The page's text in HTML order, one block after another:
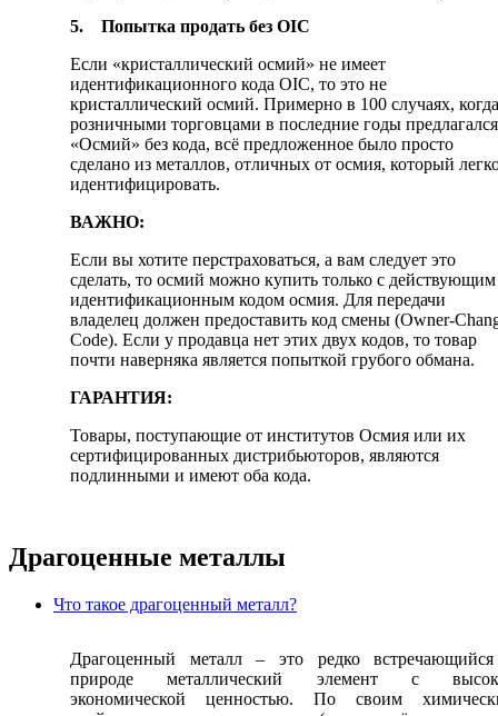
5. Попытка продать без OIC
Если «кристаллический осмий» не имеет
идентификационного кода OIC, то это не
кристаллический осмий. Примерно в 100 случаях, когда
розничными торговцами в последние годы предлагался
«Осмий» без кода, всё предложенное было просто
сделано из металлов, отличных от осмия, который
идентифицировать.
ВАЖНО:
Если вы хотите перстраховаться, а вам следует это
сделать, то осмий можно купить только с действующим
идентификационным кодом осмия. Для передачи
владелец должен предоставить код смены (Owner-
Code). Если у продавца нет этих двух кодов, то товар
почти наверняка является попыткой грубого обмана.
ГАРАНТИЯ:
Товары, поступающие от институтов Осмия или их
сертифицированных дистрибьюторов, являются
подлинными и имеют оба кода.
Драгоценные металлы
Что такое драгоценный металл?
Драгоценный металл – это редко
природе металлический элемент с
экономической ценностью. По своим